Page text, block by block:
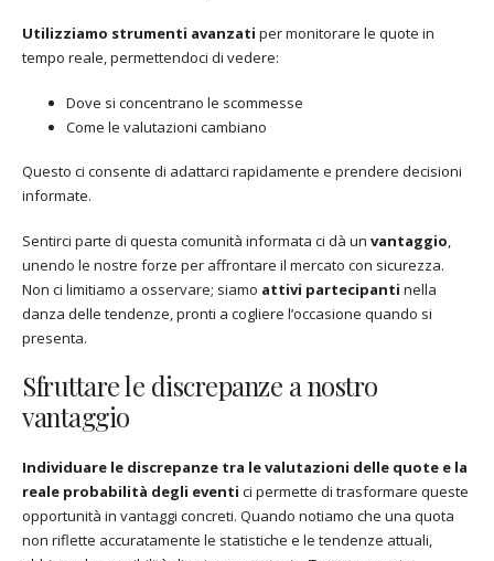
Utilizziamo strumenti avanzati per monitorare le quote in
tempo reale, permettendoci di vedere:
Dove si concentrano le scommesse
Come le valutazioni cambiano
Questo ci consente di adattarci rapidamente e prendere decisioni
informate.
Sentirci parte di questa comunità informata ci dà un vantaggio,
unendo le nostre forze per affrontare il mercato con sicurezza.
Non ci limitiamo a osservare; siamo attivi partecipanti nella
danza delle tendenze, pronti a cogliere l’occasione quando si
presenta.
Sfruttare le discrepanze a nostro
vantaggio
Individuare le discrepanze tra le valutazioni delle quote e la
reale probabilità degli eventi ci permette di trasformare queste
opportunità in vantaggi concreti. Quando notiamo che una quota
non riflette accuratamente le statistiche e le tendenze attuali,